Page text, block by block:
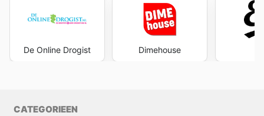
De Online Drogist Dimehouse
CATEGORIEEN